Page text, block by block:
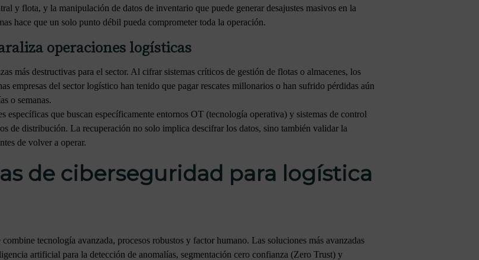
y flota, y la manipulación de datos de inventario que puede generar desajustes masivos en la
hace que un solo punto débil pueda comprometer toda la operación.
operaciones logísticas
más destructivas para el sector. Al cifrar sistemas críticos de gestión de flotas o almacenes, los
empresas del sector logístico han tenido que pagar rescates millonarios o han sufrido pérdidas aún
o semanas.
específicas que buscan específicamente entornos OT (tecnología operativa) y sistemas de control
de distribución. La recuperación no solo implica descifrar los datos, sino también validar la
de volver a operar.
de ciberseguridad para logística
tecnología avanzada, procesos robustos y factor humano. Las soluciones más avanzadas
artificial para la detección de anomalías, segmentación cero confianza (Zero Trust) y